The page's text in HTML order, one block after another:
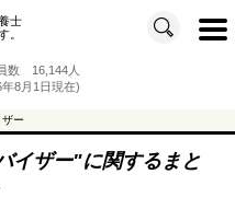
士
。
t
o
i
数 16,144人
8月1日現在)
ー
イザー"に関するまと